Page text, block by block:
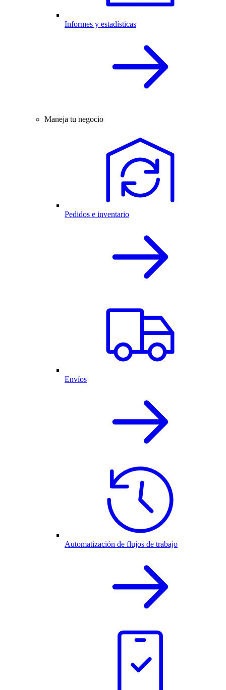
Informes y estadísticas
Maneja tu negocio
Pedidos e inventario
Envíos
Automatización de flujos de trabajo